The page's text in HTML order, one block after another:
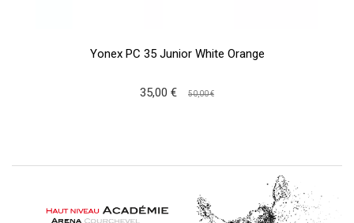
Yonex PC 35 Junior White Orange
35,00 € 50,00 €